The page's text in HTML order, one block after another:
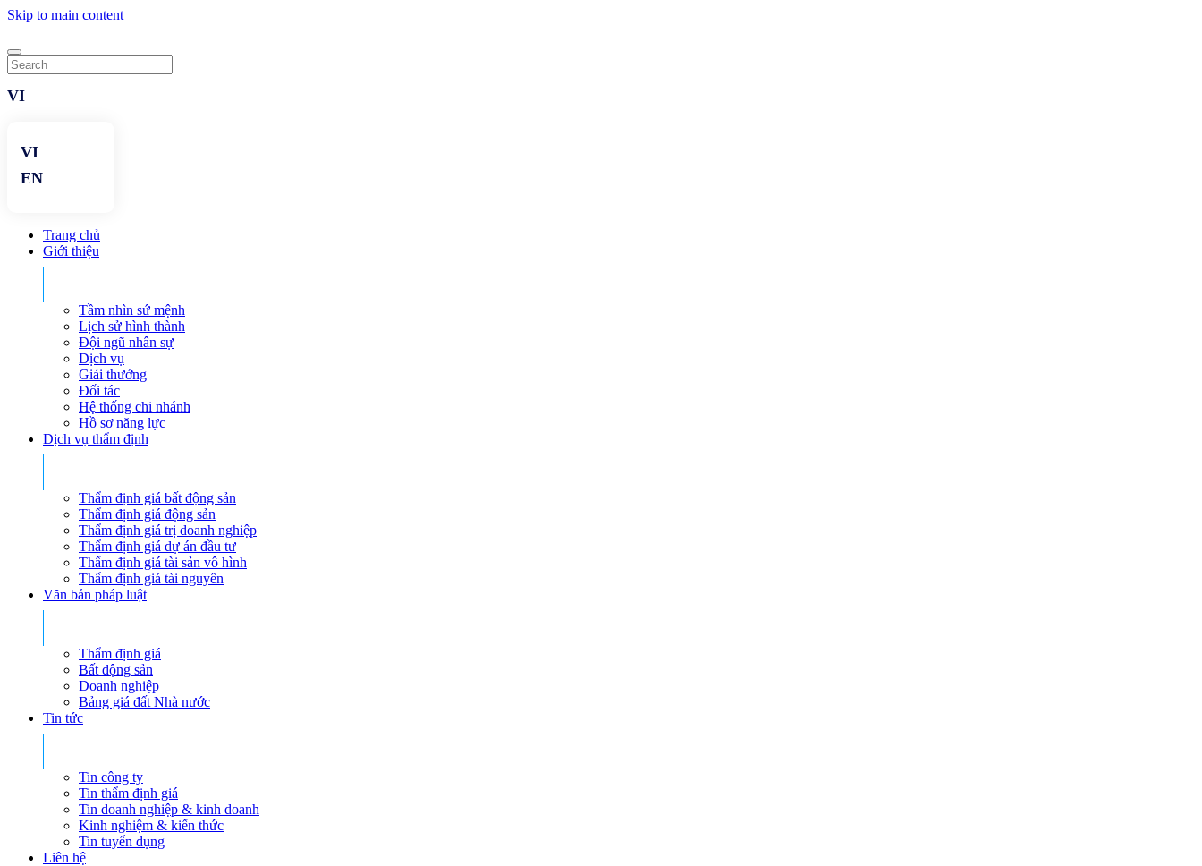
Skip to main content
Trang chủ
Giới thiệu
Tầm nhìn sứ mệnh
Lịch sử hình thành
Đội ngũ nhân sự
Dịch vụ
Giải thưởng
Đối tác
Hệ thống chi nhánh
Hồ sơ năng lực
Dịch vụ thẩm định
Thẩm định giá bất động sản
Thẩm định giá động sản
Thẩm định giá trị doanh nghiệp
Thẩm định giá dự án đầu tư
Thẩm định giá tài sản vô hình
Thẩm định giá tài nguyên
Văn bản pháp luật
Thẩm định giá
Bất động sản
Doanh nghiệp
Bảng giá đất Nhà nước
Tin tức
Tin công ty
Tin thẩm định giá
Tin doanh nghiệp & kinh doanh
Kinh nghiệm & kiến thức
Tin tuyển dụng
Liên hệ